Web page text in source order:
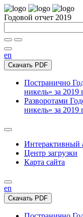
Годовой отчет 2019
en
Скачать PDF
Постранично
никель» за 2019
Разворотами
никель» за 2019
Интерактивный
Центр загрузки
Карта сайта
en
Скачать PDF